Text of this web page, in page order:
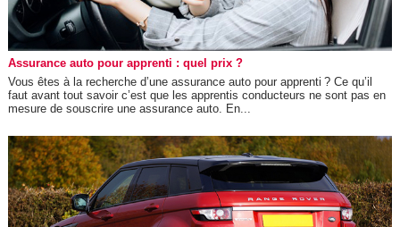
Assurance auto pour apprenti : quel prix ?
Vous êtes à la recherche d’une assurance auto pour apprenti ? Ce qu’il
faut avant tout savoir c’est que les apprentis conducteurs ne sont pas en
mesure de souscrire une assurance auto. En...